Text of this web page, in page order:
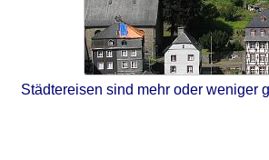
Städtereisen sind mehr oder weniger